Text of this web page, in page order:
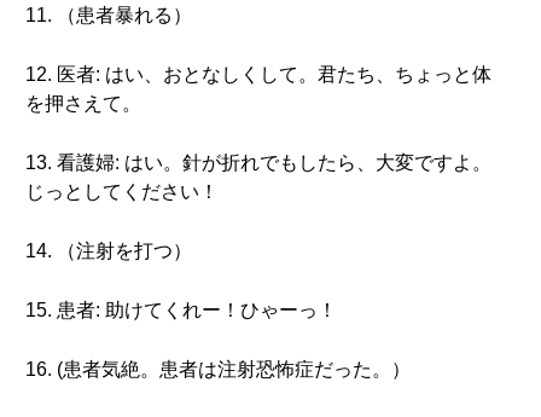
11. （患者暴れる）
12. 医者: はい、おとなしくして。君たち、ちょっと体
を押さえて。
13. 看護婦: はい。針が折れでもしたら、大変ですよ。
じっとしてください！
14. （注射を打つ）
15. 患者: 助けてくれー！ひゃーっ！
16. (患者気絶。患者は注射恐怖症だった。）